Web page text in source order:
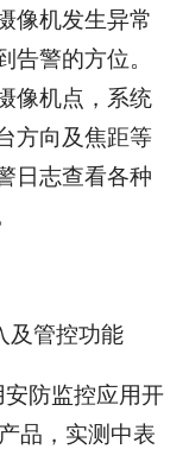
像机发生异常
警的方位。
像机点，系统
方向及焦距等
日志查看各种
及管控功能
防监控应用开
品，实测中表